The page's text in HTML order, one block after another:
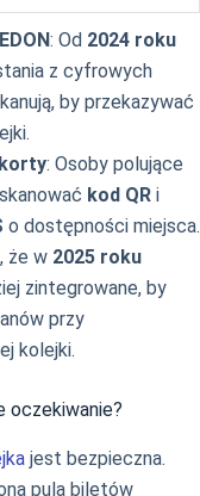
: Od 2024 roku
z cyfrowych
by przekazywać
: Osoby polujące
kod QR i
o dostępności miejsca.
że w 2025 roku
zintegrowane, by
przy
kolejki.
oczekiwanie?
jest bezpieczna.
pula biletów